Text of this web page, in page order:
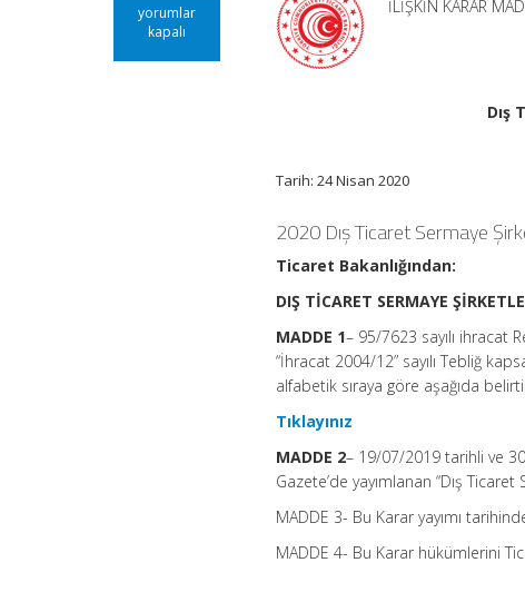
Dış
Ticaret
yorumlar
kapalı
İLİŞKİN KARAR
Dış
Tarih: 24 Nisan 2020
2020 Dış Ticaret Sermaye
Ticaret Bakanlığından:
DIŞ TİCARET SERMAYE
MADDE 1– 95/7623 sayılı ihracat
“İhracat 2004/12” sayılı Tebliğ
alfabetik sıraya göre aşağıda
Tıklayınız
MADDE 2– 19/07/2019 tarihli ve
Gazete’de yayımlanan “Dış
MADDE 3- Bu Karar yayımı
MADDE 4- Bu Karar hükümlerini